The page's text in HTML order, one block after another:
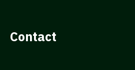
Contact